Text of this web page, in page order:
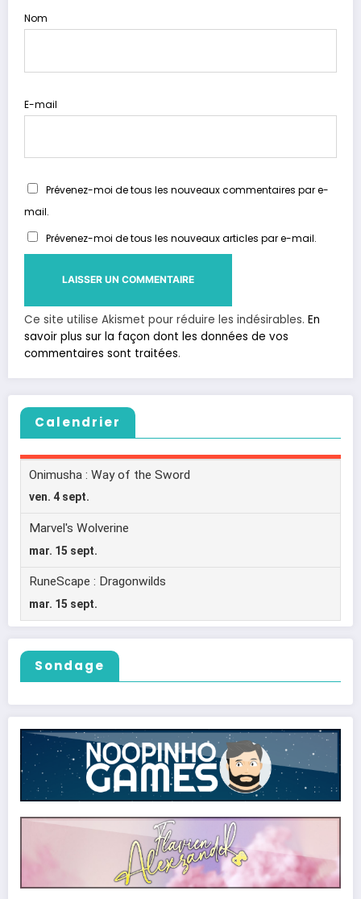
Nom
E-mail
Prévenez-moi de tous les nouveaux commentaires par e-
mail.
Prévenez-moi de tous les nouveaux articles par e-mail.
Ce site utilise Akismet pour réduire les indésirables. En
savoir plus sur la façon dont les données de vos
commentaires sont traitées.
Calendrier
Sondage